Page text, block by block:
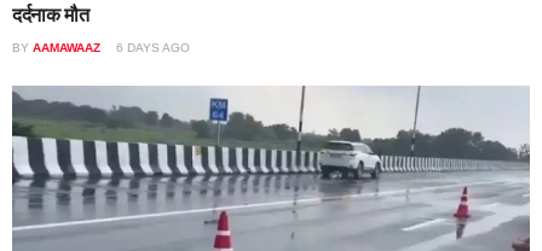
दर्दनाक मौत
BY AAMAWAAZ 6 DAYS AGO